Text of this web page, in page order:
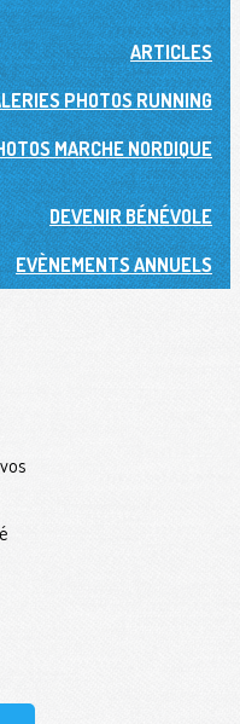
ARTICLES
PHOTOS RUNNING
MARCHE NORDIQUE
DEVENIR BÉNÉVOLE
EVÈNEMENTS ANNUELS